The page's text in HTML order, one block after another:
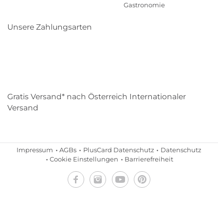
Gastronomie
Unsere Zahlungsarten
Gratis Versand* nach Österreich Internationaler
Versand
Impressum AGBs PlusCard Datenschutz
Datenschutz
Cookie Einstellungen
Barrierefreiheit